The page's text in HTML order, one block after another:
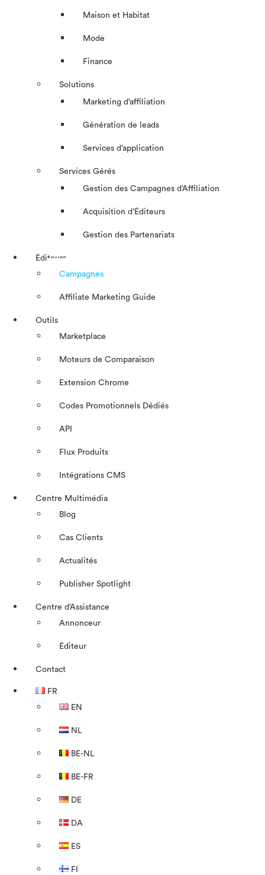
Maison et Habitat
Mode
Finance
Solutions
Marketing d’affiliation
Génération de leads
Services d’application
Services Gérés
Gestion des Campagnes d’Affiliation​
Acquisition d’Éditeurs
Gestion des Partenariats
Éditeurs
Campagnes
Affiliate Marketing Guide
Outils
Marketplace
Moteurs de Comparaison
Extension Chrome
Codes Promotionnels Dédiés
API
Flux Produits
Intégrations CMS
Centre Multimédia
Blog
Cas Clients
Actualités
Publisher Spotlight
Centre d’Assistance
Annonceur
Éditeur
Contact
FR
EN
NL
BE-NL
BE-FR
DE
DA
ES
FI